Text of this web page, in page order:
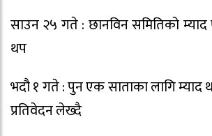
साउन २५ गते : छानविन समितिको
थप
भदौ १ गते : पुन एक साताका लागि म्याद
प्रतिवेदन लेख्दै